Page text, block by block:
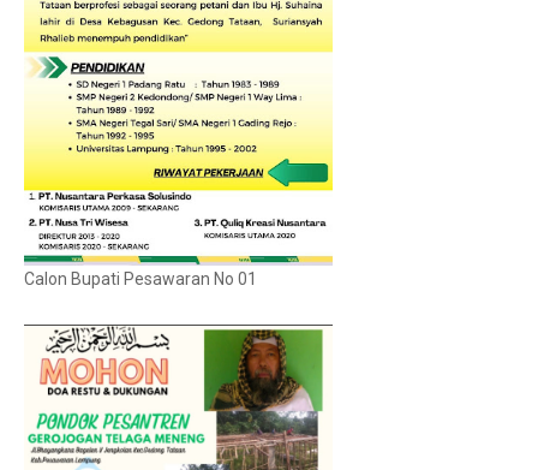
Calon Bupati Pesawaran No 01